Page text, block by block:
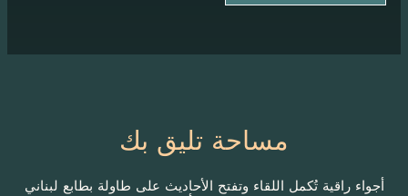
مساحة تليق بك
تُكمل اللقاء وتفتح الأحاديث على طاولة بطابع لبناني